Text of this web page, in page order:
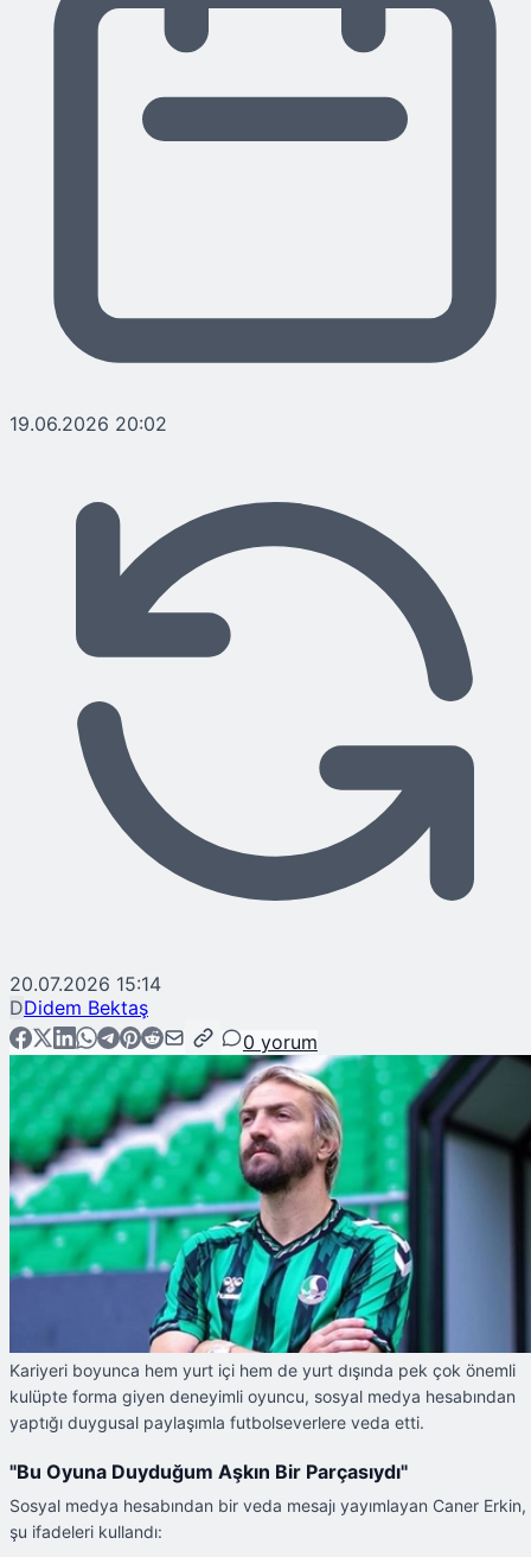
19.06.2026 20:02
20.07.2026 15:14
DDidem Bektaş
0 yorum
Kariyeri boyunca hem yurt içi hem de yurt dışında pek çok önemli
kulüpte forma giyen deneyimli oyuncu, sosyal medya hesabından
yaptığı duygusal paylaşımla futbolseverlere veda etti.
"Bu Oyuna Duyduğum Aşkın Bir Parçasıydı"
Sosyal medya hesabından bir veda mesajı yayımlayan Caner Erkin,
şu ifadeleri kullandı: